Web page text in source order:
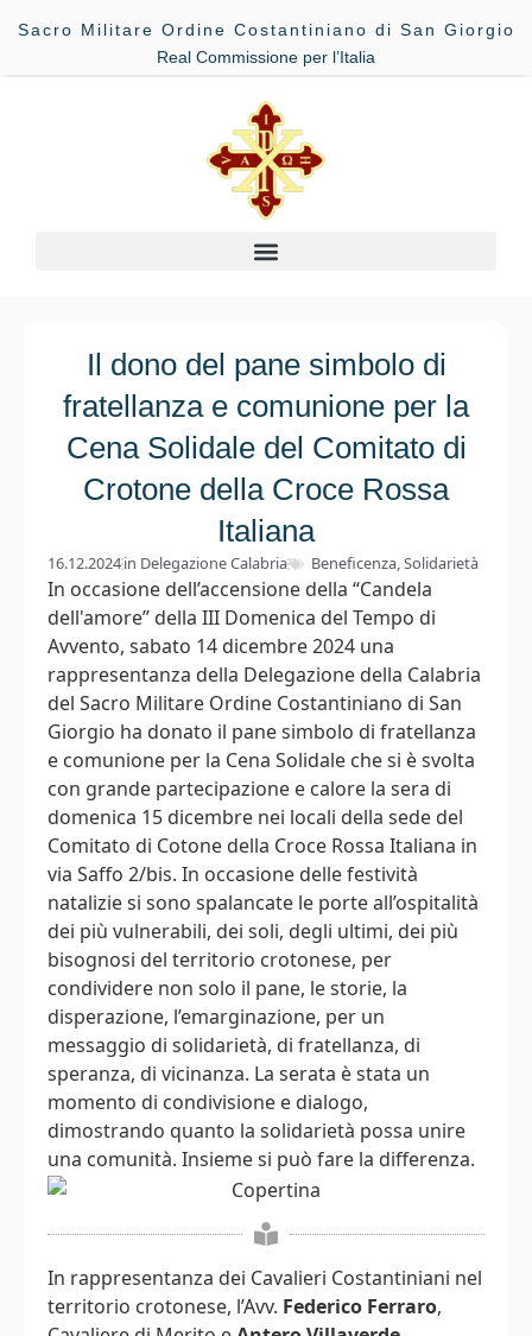
Sacro Militare Ordine Costantiniano di San Giorgio
Real Commissione per l’Italia
Il dono del pane simbolo di
fratellanza e comunione per la
Cena Solidale del Comitato di
Crotone della Croce Rossa
Italiana
16.12.2024in Delegazione Calabria Beneficenza,Solidarietà
In occasione dell’accensione della “Candela
dell'amore” della III Domenica del Tempo di
Avvento, sabato 14 dicembre 2024 una
rappresentanza della Delegazione della Calabria
del Sacro Militare Ordine Costantiniano di San
Giorgio ha donato il pane simbolo di fratellanza
e comunione per la Cena Solidale che si è svolta
con grande partecipazione e calore la sera di
domenica 15 dicembre nei locali della sede del
Comitato di Cotone della Croce Rossa Italiana in
via Saffo 2/bis. In occasione delle festività
natalizie si sono spalancate le porte all’ospitalità
dei più vulnerabili, dei soli, degli ultimi, dei più
bisognosi del territorio crotonese, per
condividere non solo il pane, le storie, la
disperazione, l’emarginazione, per un
messaggio di solidarietà, di fratellanza, di
speranza, di vicinanza. La serata è stata un
momento di condivisione e dialogo,
dimostrando quanto la solidarietà possa unire
una comunità. Insieme si può fare la differenza.
In rappresentanza dei Cavalieri Costantiniani nel
territorio crotonese, l’Avv. Federico Ferraro,